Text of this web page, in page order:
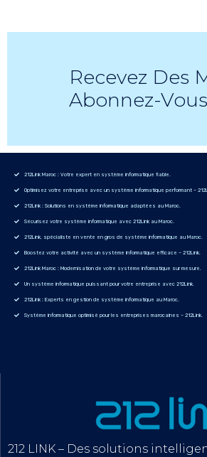
Recevez Des
Abonnez-
212Link Maroc : Votre expert en système informatique fiable.
Optimisez votre entreprise avec un système informatique performant –
212Link : Solutions en système informatique adaptées au Maroc.
Sécurisez votre système informatique avec 212Link au Maroc.
212Link, spécialiste en vente en gros de système informatique au Maroc.
Boostez votre activité avec un système informatique efficace – 212Link.
212Link Maroc : Modernisation de votre système informatique sur mesure.
Un système informatique puissant pour votre entreprise avec 212Link.
212Link : Experts en gestion de système informatique au Maroc.
Système informatique optimisé pour les entreprises marocaines – 212Link.
212 LINK – Des solutions